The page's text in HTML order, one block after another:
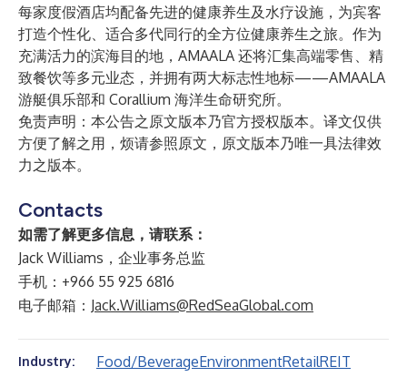
每家度假酒店均配备先进的健康养生及水疗设施，为宾客
打造个性化、适合多代同行的全方位健康养生之旅。作为
充满活力的滨海目的地，AMAALA 还将汇集高端零售、精
致餐饮等多元业态，并拥有两大标志性地标——AMAALA
游艇俱乐部和 Corallium 海洋生命研究所。
免责声明：本公告之原文版本乃官方授权版本。译文仅供
方便了解之用，烦请参照原文，原文版本乃唯一具法律效
力之版本。
Contacts
如需了解更多信息，请联系：
Jack Williams，企业事务总监
手机：+966 55 925 6816
电子邮箱： Jack.Williams@RedSeaGlobal.com
Industry: Food/BeverageEnvironmentRetailREIT